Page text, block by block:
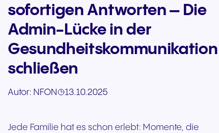
sofortigen Antworten – Die
Admin-Lücke in der
Gesundheitskommunikation
schließen
Autor: NFON 13.10.2025
Jede Familie hat es schon erlebt: Momente, die